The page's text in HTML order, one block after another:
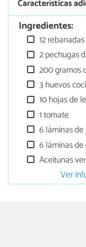
Características
Ingredientes:
12
2 pechugas
200 gramos
3 huevos
10 hojas de
1 tomate
6 láminas
6 láminas
Aceitunas
Ver